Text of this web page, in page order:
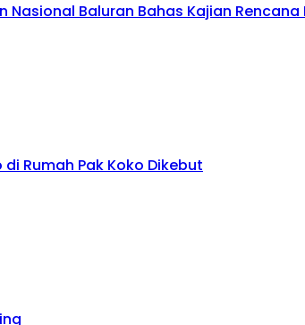
Nasional Baluran Bahas Kajian
Rumah Pak Koko Dikebut